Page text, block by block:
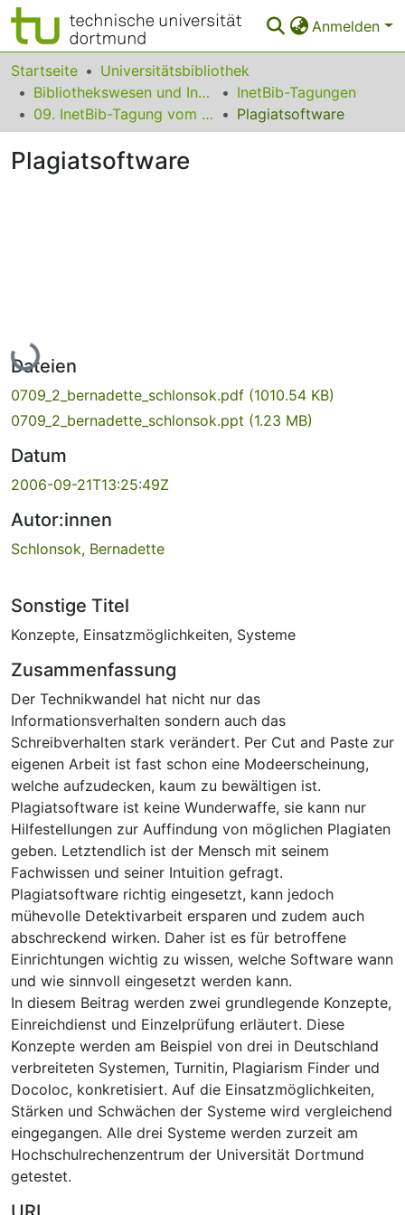
Anmelden
Bereiche & Sammlungen
Das gesamte Repositorium
Startseite
Universitätsbibliothek
Bibliothekswesen und Information
InetBib-Tagungen
09. InetBib-Tagung vom 06. bis 08. September 2006 in Münster
Plagiatsoftware
Plagiatsoftware
Lade...
Dateien
0709_2_bernadette_schlonsok.pdf (1010.54 KB)
0709_2_bernadette_schlonsok.ppt (1.23 MB)
Datum
2006-09-21T13:25:49Z
Autor:innen
Schlonsok, Bernadette
Sonstige Titel
Konzepte, Einsatzmöglichkeiten, Systeme
Zusammenfassung
Der Technikwandel hat nicht nur das
Informationsverhalten sondern auch das
Schreibverhalten stark verändert. Per Cut and Paste zur
eigenen Arbeit ist fast schon eine Modeerscheinung,
welche aufzudecken, kaum zu bewältigen ist.
Plagiatsoftware ist keine Wunderwaffe, sie kann nur
Hilfestellungen zur Auffindung von möglichen Plagiaten
geben. Letztendlich ist der Mensch mit seinem
Fachwissen und seiner Intuition gefragt.
Plagiatsoftware richtig eingesetzt, kann jedoch
mühevolle Detektivarbeit ersparen und zudem auch
abschreckend wirken. Daher ist es für betroffene
Einrichtungen wichtig zu wissen, welche Software wann
und wie sinnvoll eingesetzt werden kann.
In diesem Beitrag werden zwei grundlegende Konzepte,
Einreichdienst und Einzelprüfung erläutert. Diese
Konzepte werden am Beispiel von drei in Deutschland
verbreiteten Systemen, Turnitin, Plagiarism Finder und
Docoloc, konkretisiert. Auf die Einsatzmöglichkeiten,
Stärken und Schwächen der Systeme wird vergleichend
eingegangen. Alle drei Systeme werden zurzeit am
Hochschulrechenzentrum der Universität Dortmund
getestet.